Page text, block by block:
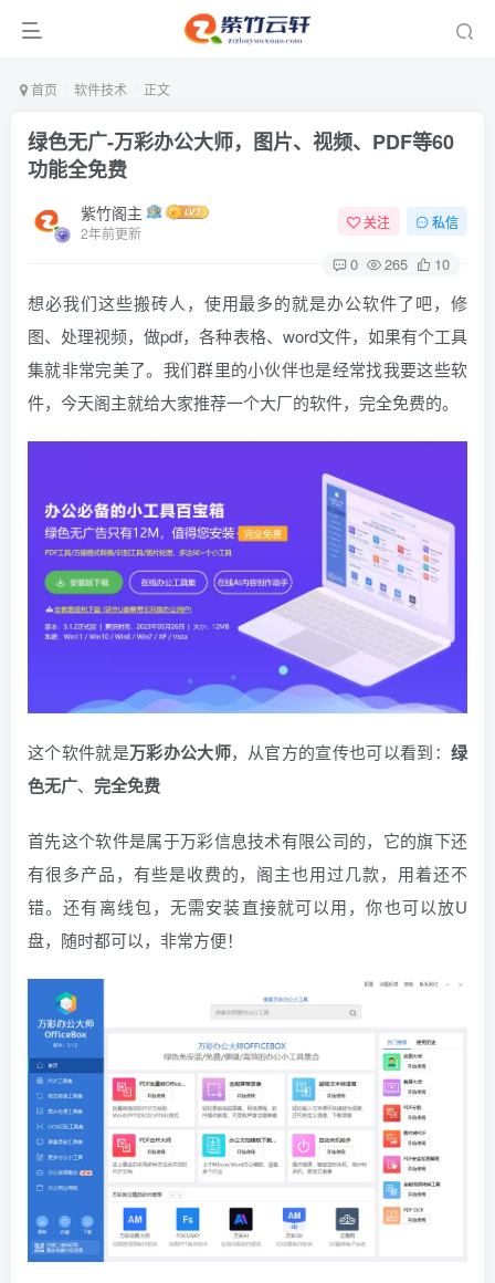
首页 软件技术 正文
绿色无广-万彩办公大师，图片、视频、PDF等60
功能全免费
紫竹阁主
2年前更新
关注 私信
0 265 10
想必我们这些搬砖人，使用最多的就是办公软件了吧，修
图、处理视频，做pdf，各种表格、word文件，如果有个工具
集就非常完美了。我们群里的小伙伴也是经常找我要这些软
件，今天阁主就给大家推荐一个大厂的软件，完全免费的。
这个软件就是万彩办公大师，从官方的宣传也可以看到：绿
色无广、 完全免费
首先这个软件是属于万彩信息技术有限公司的，它的旗下还
有很多产品，有些是收费的，阁主也用过几款，用着还不
错。还有离线包，无需安装直接就可以用，你也可以放U
盘，随时都可以，非常方便！